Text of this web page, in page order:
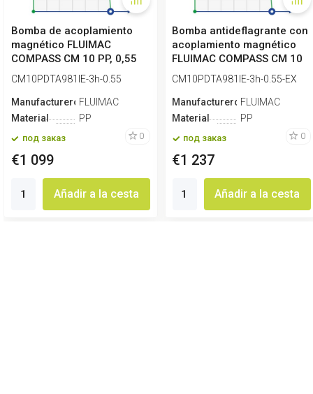
Bomba de acoplamiento
magnético FLUIMAC
COMPASS CM 10 PP, 0,55
kW, 380V
CM10PDTA981IE-3h-0.55
Manufacturero FLUIMAC
Material
PP
под заказ 0
€1 099
Añadir a la cesta
Bomba antideflagrante con
acoplamiento magnético
FLUIMAC COMPASS CM 10
PP, 0,...
CM10PDTA981IE-3h-0.55-EX
Manufacturero FLUIMAC
Material
PP
под заказ 0
€1 237
Añadir a la cesta